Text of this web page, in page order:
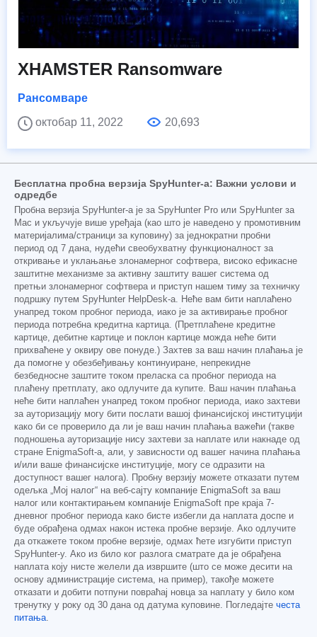
XHAMSTER Ransomware
Рансомваре
октобар 11, 2022
20,693
Бесплатна пробна верзија SpyHunter-а: Важни услови и
одредбе
Пробна верзија SpyHunter-а је за SpyHunter Pro или SpyHunter за
Mac и укључује више уређаја (као што је наведено у промотивним
материјалима/страници за куповину) за једнократни пробни
период од 7 дана, нудећи свеобухватну функционалност за
откривање и уклањање злонамерног софтвера, високо ефикасне
заштитне механизме за активну заштиту вашег система од
претњи злонамерног софтвера и приступ нашем тиму за техничку
подршку путем SpyHunter HelpDesk-а. Неће вам бити наплаћено
унапред током пробног периода, иако је за активирање пробног
периода потребна кредитна картица. (Претплаћене кредитне
картице, дебитне картице и поклон картице можда неће бити
прихваћене у оквиру ове понуде.) Захтев за ваш начин плаћања је
да помогне у обезбеђивању континуиране, непрекидне
безбедносне заштите током преласка са пробног периода на
плаћену претплату, ако одлучите да купите. Ваш начин плаћања
неће бити наплаћен унапред током пробног периода, иако захтеви
за ауторизацију могу бити послати вашој финансијској институцији
како би се проверило да ли је ваш начин плаћања важећи (такве
подношења ауторизације нису захтеви за наплате или накнаде од
стране EnigmaSoft-а, али, у зависности од вашег начина плаћања
и/или ваше финансијске институције, могу се одразити на
доступност вашег налога). Пробну верзију можете отказати путем
одељка „Мој налог“ на веб-сајту компаније EnigmaSoft за ваш
налог или контактирањем компаније EnigmaSoft пре краја 7-
дневног пробног периода како бисте избегли да наплата доспе и
буде обрађена одмах након истека пробне верзије. Ако одлучите
да откажете током пробне верзије, одмах ћете изгубити приступ
SpyHunter-у. Ако из било ког разлога сматрате да је обрађена
наплата коју нисте желели да извршите (што се може десити на
основу администрације система, на пример), такође можете
отказати и добити потпуни повраћај новца за наплату у било ком
тренутку у року од 30 дана од датума куповине. Погледајте честа
питања.